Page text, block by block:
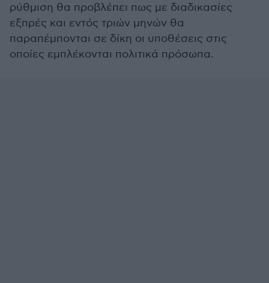
ρύθμιση θα προβλέπει πως με διαδικασίες
εξπρές και εντός τριών μηνών θα
παραπέμπονται σε δίκη οι υποθέσεις στις
οποίες εμπλέκονται πολιτικά πρόσωπα.